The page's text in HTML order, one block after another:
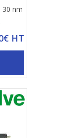
30 nm
HT